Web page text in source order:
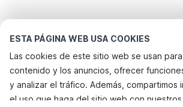
ESTA PÁGINA WEB USA COOKIES
Las cookies de este sitio web se usan
contenido y los anuncios, ofrecer
y analizar el tráfico. Además, compartimos
el uso que haga del sitio web con
Destinos más populares para
Ciudades con los mejores servicios para
Casa de vacaciones con barbacoa les-hautes-
Casa de vacaciones con barbacoa tournavaux
Servicios populares para vacaciones en